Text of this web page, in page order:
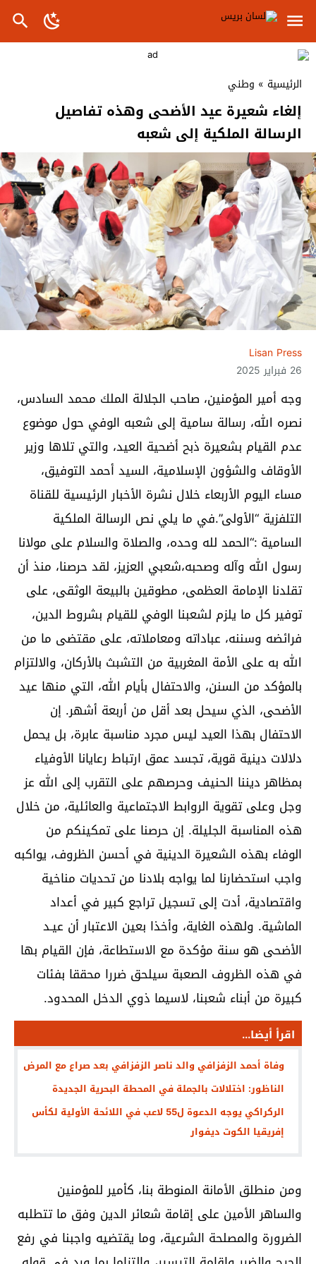
الرئيسية » وطني
إلغاء شعيرة عيد الأضحى وهذه تفاصيل
الرسالة الملكية إلى شعبه
Lisan Press
26 فبراير 2025
وجه أمير المؤمنين، صاحب الجلالة الملك محمد السادس،
نصره الله، رسالة سامية إلى شعبه الوفي حول موضوع
عدم القيام بشعيرة ذبح أضحية العيد، والتي تلاها وزير
الأوقاف والشؤون الإسلامية، السيد أحمد التوفيق،
مساء اليوم الأربعاء خلال نشرة الأخبار الرئيسية للقناة
التلفزية “الأولى”.في ما يلي نص الرسالة الملكية
السامية :“الحمد لله وحده، والصلاة والسلام على مولانا
رسول الله وآله وصحبه،شعبي العزيز، لقد حرصنا، منذ أن
تقلدنا الإمامة العظمى، مطوقين بالبيعة الوثقى، على
توفير كل ما يلزم لشعبنا الوفي للقيام بشروط الدين،
فرائضه وسننه، عباداته ومعاملاته، على مقتضى ما من
الله به على الأمة المغربية من التشبث بالأركان، والالتزام
بالمؤكد من السنن، والاحتفال بأيام الله، التي منها عيد
الأضحى، الذي سيحل بعد أقل من أربعة أشهر. إن
الاحتفال بهذا العيد ليس مجرد مناسبة عابرة، بل يحمل
دلالات دينية قوية، تجسد عمق ارتباط رعايانا الأوفياء
بمظاهر ديننا الحنيف وحرصهم على التقرب إلى الله عز
وجل وعلى تقوية الروابط الاجتماعية والعائلية، من خلال
هذه المناسبة الجليلة. إن حرصنا على تمكينكم من
الوفاء بهذه الشعيرة الدينية في أحسن الظروف، يواكبه
واجب استحضارنا لما يواجه بلادنا من تحديات مناخية
واقتصادية، أدت إلى تسجيل تراجع كبير في أعداد
الماشية. ولهذه الغاية، وأخذا بعين الاعتبار أن عيـد
الأضحى هو سنة مؤكدة مع الاستطاعة، فإن القيام بها
في هذه الظروف الصعبة سيلحق ضررا محققا بفئات
كبيرة من أبناء شعبنا، لاسيما ذوي الدخل المحدود.
اقرأ أيضا...
وفاة أحمد الزفزافي والد ناصر الزفزافي بعد صراع مع المرض
الناظور: اختلالات بالجملة في المحطة البحرية الجديدة
الركراكي يوجه الدعوة ل55 لاعب في اللائحة الأولية لكأس
إفريقيا الكوت ديفوار
ومن منطلق الأمانة المنوطة بنا، كأمير للمؤمنين
والساهر الأمين على إقامة شعائر الدين وفق ما تتطلبه
الضرورة والمصلحة الشرعية، وما يقتضيه واجبنا في رفع